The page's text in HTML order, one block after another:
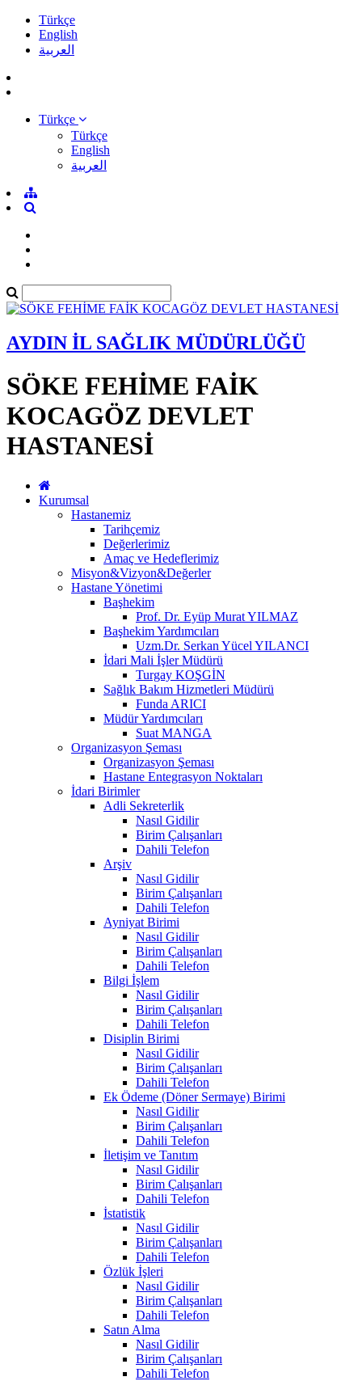
Türkçe
English
العربية
Türkçe
Türkçe
English
العربية
AYDIN İL SAĞLIK MÜDÜRLÜĞÜ
SÖKE FEHİME FAİK
KOCAGÖZ DEVLET
HASTANESİ
Kurumsal
Hastanemiz
Tarihçemiz
Değerlerimiz
Amaç ve Hedeflerimiz
Misyon&Vizyon&Değerler
Hastane Yönetimi
Başhekim
Prof. Dr. Eyüp Murat YILMAZ
Başhekim Yardımcıları
Uzm.Dr. Serkan Yücel YILANCI
İdari Mali İşler Müdürü
Turgay KOŞGİN
Sağlık Bakım Hizmetleri Müdürü
Funda ARICI
Müdür Yardımcıları
Suat MANGA
Organizasyon Şeması
Organizasyon Şeması
Hastane Entegrasyon Noktaları
İdari Birimler
Adli Sekreterlik
Nasıl Gidilir
Birim Çalışanları
Dahili Telefon
Arşiv
Nasıl Gidilir
Birim Çalışanları
Dahili Telefon
Ayniyat Birimi
Nasıl Gidilir
Birim Çalışanları
Dahili Telefon
Bilgi İşlem
Nasıl Gidilir
Birim Çalışanları
Dahili Telefon
Disiplin Birimi
Nasıl Gidilir
Birim Çalışanları
Dahili Telefon
Ek Ödeme (Döner Sermaye) Birimi
Nasıl Gidilir
Birim Çalışanları
Dahili Telefon
İletişim ve Tanıtım
Nasıl Gidilir
Birim Çalışanları
Dahili Telefon
İstatistik
Nasıl Gidilir
Birim Çalışanları
Dahili Telefon
Özlük İşleri
Nasıl Gidilir
Birim Çalışanları
Dahili Telefon
Satın Alma
Nasıl Gidilir
Birim Çalışanları
Dahili Telefon